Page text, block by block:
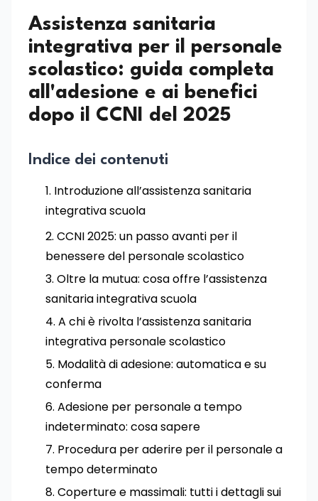
Assistenza sanitaria
integrativa per il personale
scolastico: guida completa
all'adesione e ai benefici
dopo il CCNI del 2025
Indice dei contenuti
Introduzione all’assistenza sanitaria
integrativa scuola
CCNI 2025: un passo avanti per il
benessere del personale scolastico
Oltre la mutua: cosa offre l’assistenza
sanitaria integrativa scuola
A chi è rivolta l’assistenza sanitaria
integrativa personale scolastico
Modalità di adesione: automatica e su
conferma
Adesione per personale a tempo
indeterminato: cosa sapere
Procedura per aderire per il personale a
tempo determinato
Coperture e massimali: tutti i dettagli sui